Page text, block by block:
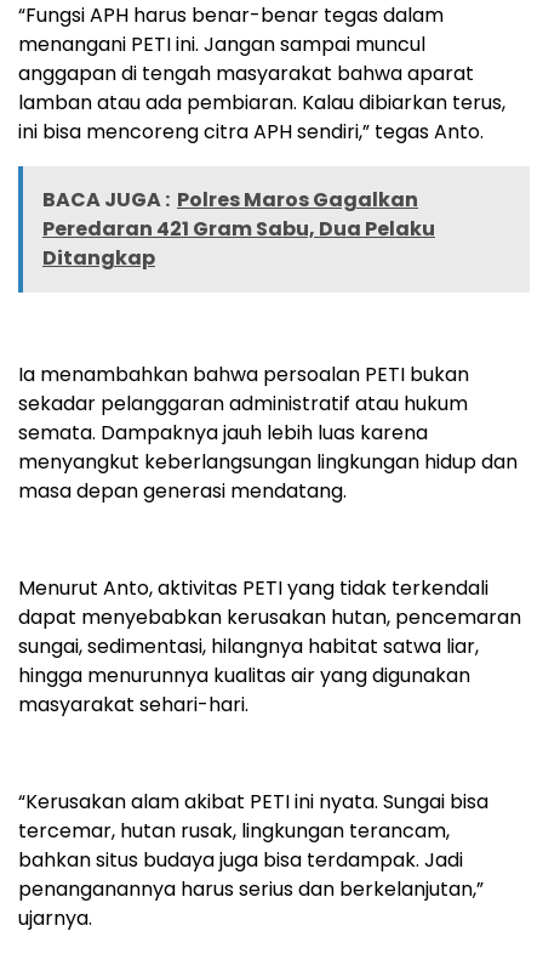
“Fungsi APH harus benar-benar tegas dalam
menangani PETI ini. Jangan sampai muncul
anggapan di tengah masyarakat bahwa aparat
lamban atau ada pembiaran. Kalau dibiarkan terus,
ini bisa mencoreng citra APH sendiri,” tegas Anto.
BACA JUGA : Polres Maros Gagalkan
Peredaran 421 Gram Sabu, Dua Pelaku
Ditangkap
Ia menambahkan bahwa persoalan PETI bukan
sekadar pelanggaran administratif atau hukum
semata. Dampaknya jauh lebih luas karena
menyangkut keberlangsungan lingkungan hidup dan
masa depan generasi mendatang.
Menurut Anto, aktivitas PETI yang tidak terkendali
dapat menyebabkan kerusakan hutan, pencemaran
sungai, sedimentasi, hilangnya habitat satwa liar,
hingga menurunnya kualitas air yang digunakan
masyarakat sehari-hari.
“Kerusakan alam akibat PETI ini nyata. Sungai bisa
tercemar, hutan rusak, lingkungan terancam,
bahkan situs budaya juga bisa terdampak. Jadi
penanganannya harus serius dan berkelanjutan,”
ujarnya.